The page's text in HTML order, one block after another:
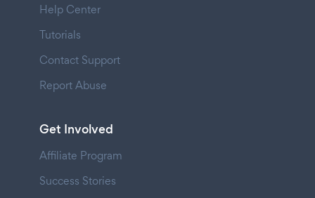
Help Center
Tutorials
Contact Support
Report Abuse
Get Involved
Affiliate Program
Success Stories